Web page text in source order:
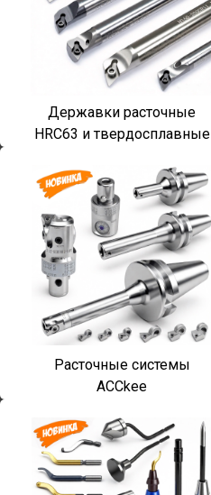
Державки расточные
HRC63 и твердосплавные
Расточные системы
ACCkee